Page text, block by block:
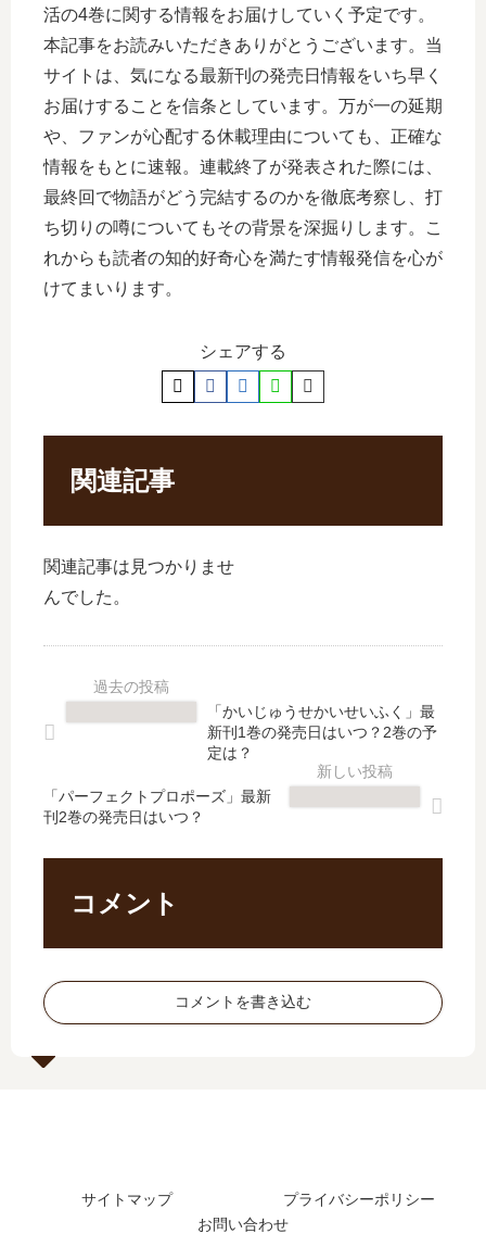
活の4巻に関する情報をお届けしていく予定です。
本記事をお読みいただきありがとうございます。当
サイトは、気になる最新刊の発売日情報をいち早く
お届けすることを信条としています。万が一の延期
や、ファンが心配する休載理由についても、正確な
情報をもとに速報。連載終了が発表された際には、
最終回で物語がどう完結するのかを徹底考察し、打
ち切りの噂についてもその背景を深掘りします。こ
れからも読者の知的好奇心を満たす情報発信を心が
けてまいります。
シェアする
関連記事
関連記事は見つかりませ
んでした。
「かいじゅうせかいせいふく」最
新刊1巻の発売日はいつ？2巻の予
定は？
「パーフェクトプロポーズ」最新
刊2巻の発売日はいつ？
コメント
コメントを書き込む
サイトマップ
プライバシーポリシー
お問い合わせ